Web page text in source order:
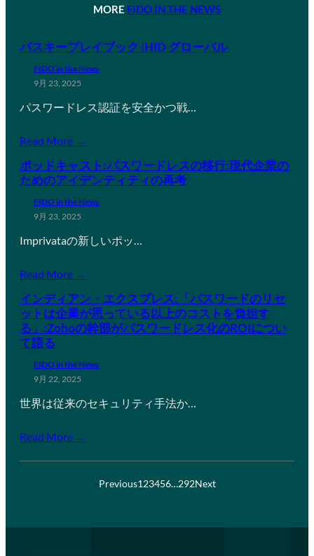
MORE FIDO IN THE NEWS
パスキープレイブック |HID グローバル
FIDO in the News
9月 23, 2025
パスワードレス認証を安全かつ戦…
Read More →
ポッドキャスト:パスワードレスの移行:現代企業の
ためのアイデンティティの再考
FIDO in the News
9月 23, 2025
Imprivataの新しいポッ…
Read More →
インディアン・エクスプレス:「パスワードのリセ
ットは企業が思っている以上のコストを負担す
る」:Zohoの幹部がパスワードレス化のROIについ
て語る
FIDO in the News
9月 22, 2025
世界は従来のセキュリティ手法か…
Read More →
Previous123456…292Next